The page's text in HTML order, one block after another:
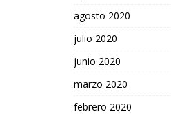
agosto 2020
julio 2020
junio 2020
marzo 2020
febrero 2020